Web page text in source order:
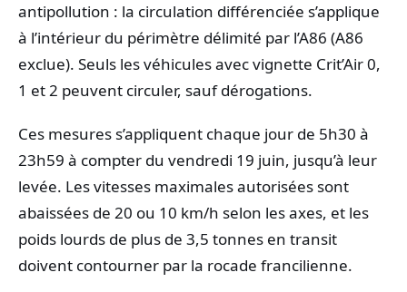
antipollution : la circulation différenciée s’applique
à l’intérieur du périmètre délimité par l’A86 (A86
exclue). Seuls les véhicules avec vignette Crit’Air 0,
1 et 2 peuvent circuler, sauf dérogations.
Ces mesures s’appliquent chaque jour de 5h30 à
23h59 à compter du vendredi 19 juin, jusqu’à leur
levée. Les vitesses maximales autorisées sont
abaissées de 20 ou 10 km/h selon les axes, et les
poids lourds de plus de 3,5 tonnes en transit
doivent contourner par la rocade francilienne.